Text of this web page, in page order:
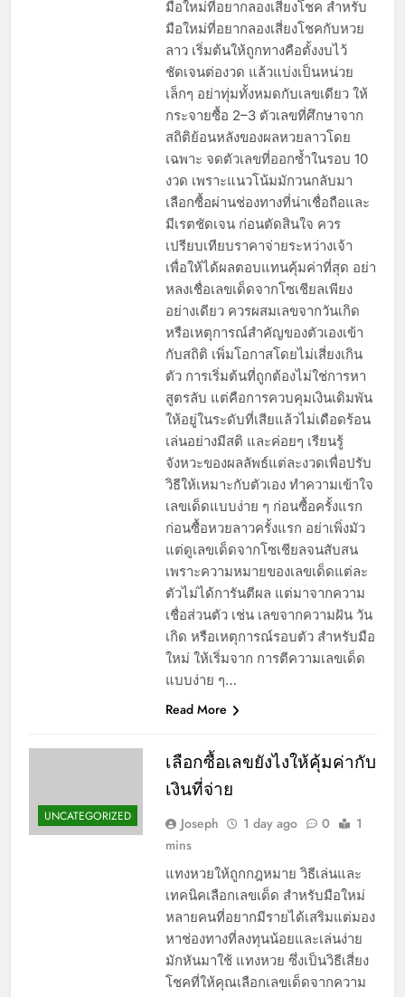
มือใหม่ที่อยากลองเสี่ยงโชค สำหรับ
มือใหม่ที่อยากลองเสี่ยงโชคกับหวย
ลาว เริ่มต้นให้ถูกทางคือตั้งงบไว้
ชัดเจนต่องวด แล้วแบ่งเป็นหน่วย
เล็กๆ อย่าทุ่มทั้งหมดกับเลขเดียว ให้
กระจายซื้อ 2–3 ตัวเลขที่ศึกษาจาก
สถิติย้อนหลังของผลหวยลาวโดย
เฉพาะ จดตัวเลขที่ออกซ้ำในรอบ 10
งวด เพราะแนวโน้มมักวนกลับมา
เลือกซื้อผ่านช่องทางที่น่าเชื่อถือและ
มีเรตชัดเจน ก่อนตัดสินใจ ควร
เปรียบเทียบราคาจ่ายระหว่างเจ้า
เพื่อให้ได้ผลตอบแทนคุ้มค่าที่สุด อย่า
หลงเชื่อเลขเด็ดจากโซเชียลเพียง
อย่างเดียว ควรผสมเลขจากวันเกิด
หรือเหตุการณ์สำคัญของตัวเองเข้า
กับสถิติ เพิ่มโอกาสโดยไม่เสี่ยงเกิน
ตัว การเริ่มต้นที่ถูกต้องไม่ใช่การหา
สูตรลับ แต่คือการควบคุมเงินเดิมพัน
ให้อยู่ในระดับที่เสียแล้วไม่เดือดร้อน
เล่นอย่างมีสติ และค่อยๆ เรียนรู้
จังหวะของผลลัพธ์แต่ละงวดเพื่อปรับ
วิธีให้เหมาะกับตัวเอง ทำความเข้าใจ
เลขเด็ดแบบง่าย ๆ ก่อนซื้อครั้งแรก
ก่อนซื้อหวยลาวครั้งแรก อย่าเพิ่งมัว
แต่ดูเลขเด็ดจากโซเชียลจนสับสน
เพราะความหมายของเลขเด็ดแต่ละ
ตัวไม่ได้การันตีผล แต่มาจากความ
เชื่อส่วนตัว เช่น เลขจากความฝัน วัน
เกิด หรือเหตุการณ์รอบตัว สำหรับมือ
ใหม่ ให้เริ่มจาก การตีความเลขเด็ด
แบบง่าย ๆ…
Read More
UNCATEGORIZED
เลือกซื้อเลขยังไงให้คุ้มค่ากับ
เงินที่จ่าย
Joseph 1 day ago 0
1
mins
แทงหวยให้ถูกกฎหมาย วิธีเล่นและ
เทคนิคเลือกเลขเด็ด สำหรับมือใหม่
หลายคนที่อยากมีรายได้เสริมแต่มอง
หาช่องทางที่ลงทุนน้อยและเล่นง่าย
มักหันมาใช้ แทงหวย ซึ่งเป็นวิธีเสี่ยง
โชคที่ให้คุณเลือกเลขเด็ดจากความ